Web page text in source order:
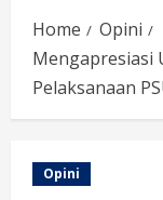
Home
Opini
Mengapresiasi
Pelaksanaan
Opini